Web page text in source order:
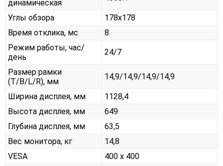
динамическая
Углы обзора
178x178
Время отклика, мс
8
Режим работы, час/
день
24/7
Размер рамки
(T/B/L/R), мм
14,9/14,9/14,9/14,9
Ширина дисплея, мм
1128,4
Высота дисплея, мм
649
Глубина дисплея, мм
63,5
Вес монитора, кг
14,8
VESA
400 x 400